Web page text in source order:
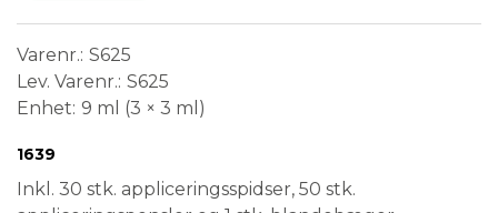
Varenr. S625
Lev. Varenr. S625
Enhet 9 ml (3 × 3 ml)
Medical Device
1639
Inkl. 30 stk. appliceringsspidser, 50 stk.